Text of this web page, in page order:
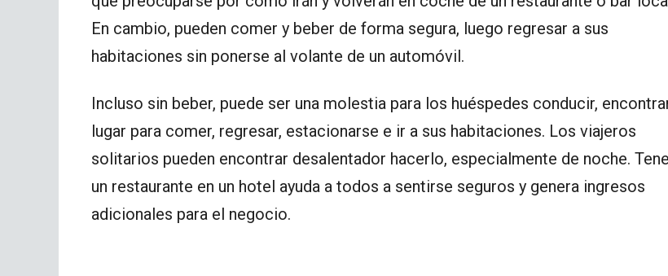
En cambio, pueden comer y beber de forma segura, luego regresar a sus
habitaciones sin ponerse al volante de un automóvil.
Incluso sin beber, puede ser una molestia para los huéspedes conducir,
lugar para comer, regresar, estacionarse e ir a sus habitaciones. Los viajeros
solitarios pueden encontrar desalentador hacerlo, especialmente de noche.
un restaurante en un hotel ayuda a todos a sentirse seguros y genera ingresos
adicionales para el negocio.